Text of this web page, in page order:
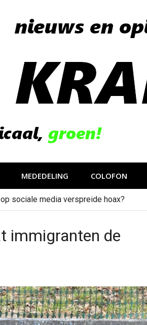
MEDEDELING COLOFON
sociale media verspreide hoax?
immigranten de